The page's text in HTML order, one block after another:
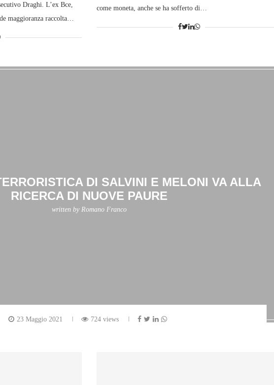
Draghi. L’ex Bce,
maggioranza raccolta…
come moneta, anche se ha sofferto di…
DI SALVINI E MELONI VA ALLA
RICERCA DI NUOVE PAURE
written by Romano Franco
23 Maggio 2021 724 views